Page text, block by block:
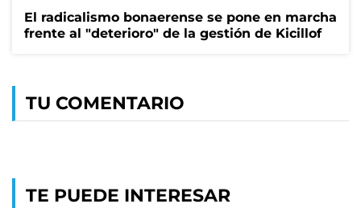
El radicalismo bonaerense se pone en marcha
frente al "deterioro" de la gestión de Kicillof
TU COMENTARIO
TE PUEDE INTERESAR